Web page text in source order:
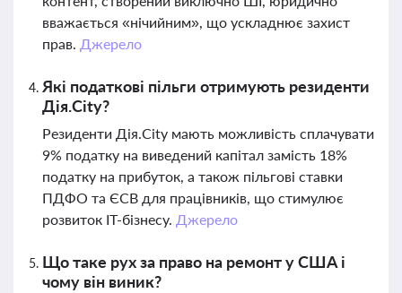
вважається «нічийним», що ускладнює захист
прав. Джерело
Які податкові пільги отримують резиденти
Дія.City?
Резиденти Дія.City мають можливість сплачувати
9% податку на виведений капітал замість 18%
податку на прибуток, а також пільгові ставки
ПДФО та ЄСВ для працівників, що стимулює
розвиток ІТ-бізнесу. Джерело
Що таке рух за право на ремонт у США і
чому він виник?